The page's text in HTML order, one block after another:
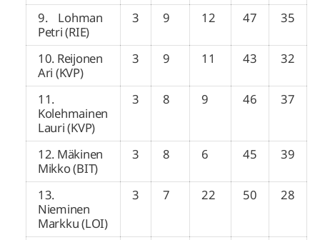
9. Lohman
Petri (RIE)
3 9 12 47 35
10. Reijonen
Ari (KVP)
3 9 11 43 32
11.
Kolehmainen
Lauri (KVP)
3 8 9 46 37
12. Mäkinen
Mikko (BIT)
3 8 6 45 39
13.
Nieminen
Markku (LOI)
3 7 22 50 28